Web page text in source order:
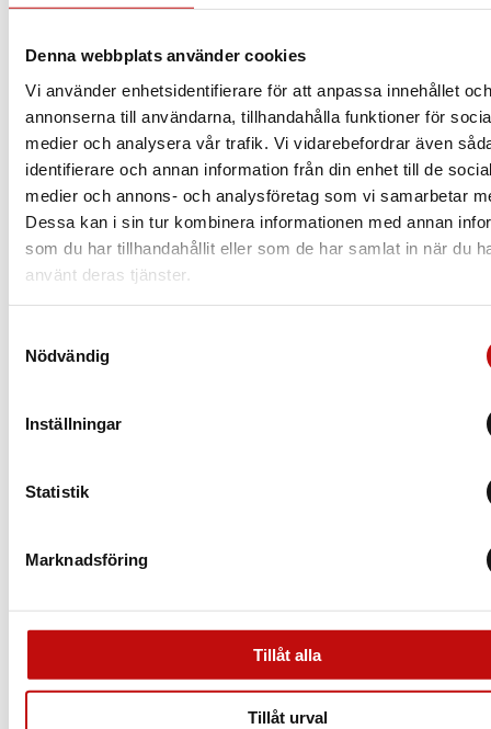
Denna webbplats använder cookies
Vi använder enhetsidentifierare för att anpassa innehållet och
annonserna till användarna, tillhandahålla funktioner för
medier och analysera vår trafik. Vi vidarebefordrar även
identifierare och annan information från din enhet till de
medier och annons- och analysföretag som vi samarbetar
Dessa kan i sin tur kombinera informationen med annan
som du har tillhandahållit eller som de har samlat in när du
använt deras tjänster.
Nödvändig
Inställningar
Statistik
Marknadsföring
Tillåt alla
Tillåt urval
nya glasögon. Vilket glas du borde välja beror
såklart på din syn, men även din livsstil.
Läs mer